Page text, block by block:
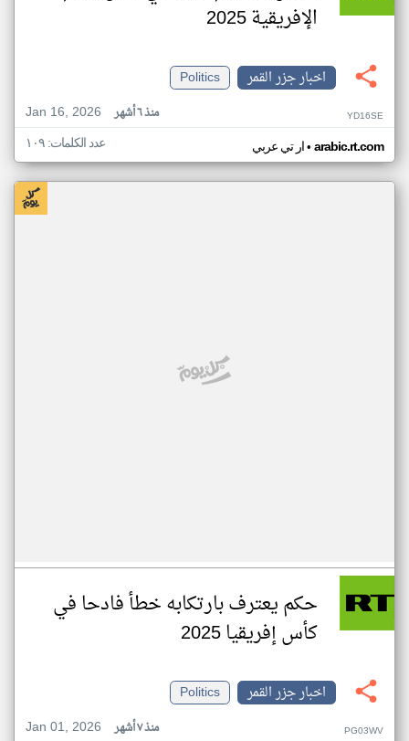
الإفريقية 2025
اخبار جزر القمر
Politics
Jan 16, 2026
منذ ٦ أشهر YD16SE
ار تي عربي• arabic.rt.com عدد الكلمات: ١٠٩
حكم يعترف بارتكابه خطأ فادحا في
كأس إفريقيا 2025
اخبار جزر القمر
Politics
Jan 01, 2026
منذ ٧ أشهر PG03WV